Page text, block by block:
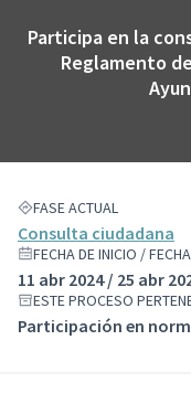
Participa en la
Reglamento
FASE ACTUAL
Consulta ciudadana
FECHA DE INICIO /
11 abr 2024 / 25 abr
ESTE PROCESO
Participación en